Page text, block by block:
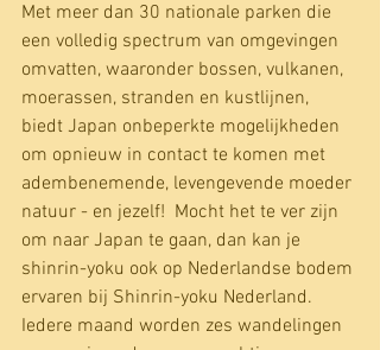
Met meer dan 30 nationale parken die
een volledig spectrum van omgevingen
omvatten, waaronder bossen, vulkanen,
moerassen, stranden en kustlijnen,
biedt Japan onbeperkte mogelijkheden
om opnieuw in contact te komen met
adembenemende, levengevende moeder
natuur - en jezelf!  Mocht het te ver zijn
om naar Japan te gaan, dan kan je
shinrin-yoku ook op Nederlandse bodem
ervaren bij Shinrin-yoku Nederland.
Iedere maand worden zes wandelingen